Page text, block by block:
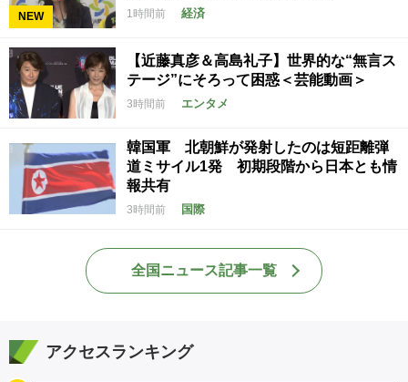
NEW 1時間前 経済
【近藤真彦＆高島礼子】世界的な“無言ス
テージ”にそろって困惑＜芸能動画＞
3時間前 エンタメ
韓国軍 北朝鮮が発射したのは短距離弾
道ミサイル1発 初期段階から日本とも情
報共有
3時間前 国際
全国ニュース記事一覧
アクセスランキング